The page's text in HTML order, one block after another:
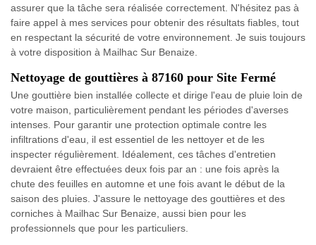
assurer que la tâche sera réalisée correctement. N'hésitez pas à
faire appel à mes services pour obtenir des résultats fiables, tout
en respectant la sécurité de votre environnement. Je suis toujours
à votre disposition à Mailhac Sur Benaize.
Nettoyage de gouttières à 87160 pour Site Fermé
Une gouttière bien installée collecte et dirige l'eau de pluie loin de
votre maison, particulièrement pendant les périodes d'averses
intenses. Pour garantir une protection optimale contre les
infiltrations d'eau, il est essentiel de les nettoyer et de les
inspecter régulièrement. Idéalement, ces tâches d'entretien
devraient être effectuées deux fois par an : une fois après la
chute des feuilles en automne et une fois avant le début de la
saison des pluies. J'assure le nettoyage des gouttières et des
corniches à Mailhac Sur Benaize, aussi bien pour les
professionnels que pour les particuliers.